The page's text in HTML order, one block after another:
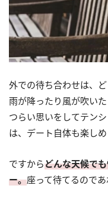
外での待ち合わせは、
雨が降ったり風が吹い
つらい思いをしてテン
は、デート自体も楽しめ
ですからどんな天候で
ー。座って待てるので